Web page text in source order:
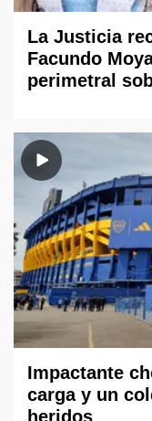
La Justicia
Facundo
perimetral
Impactante
carga y un
heridos